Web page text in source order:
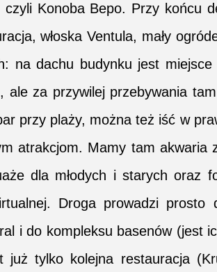
czyli Konoba Bepo. Przy końcu
włoska Ventula, mały
na dachu budynku jest
ale za przywilej przebywania
przy plaży, można też iść w
atrakcjom. Mamy tam akwaria
dla młodych i starych oraz
Droga prowadzi
i do kompleksu basenów (jest
już tylko kolejna restauracja